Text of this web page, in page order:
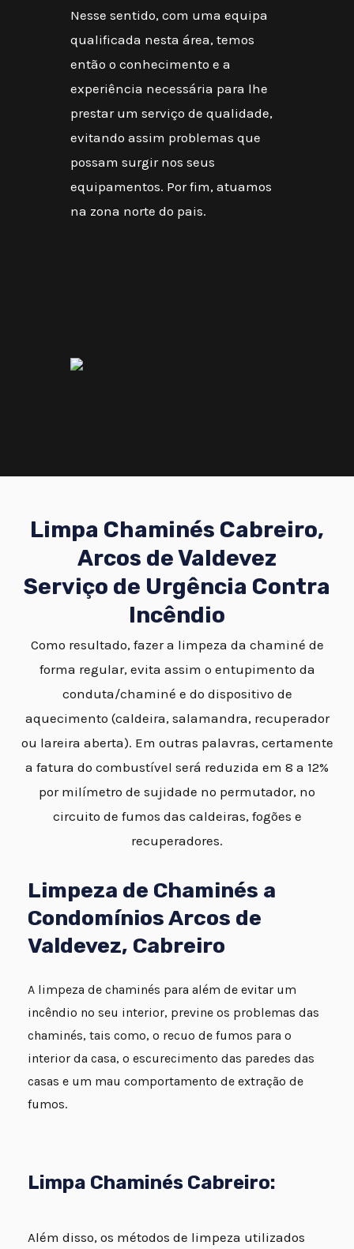
Nesse sentido, com uma equipa
qualificada nesta área, temos
então o conhecimento e a
experiência necessária para lhe
prestar um serviço de qualidade,
evitando assim problemas que
possam surgir nos seus
equipamentos. Por fim, atuamos
na zona norte do pais.
Limpa Chaminés Cabreiro,
Arcos de Valdevez
Serviço de Urgência Contra
Incêndio
Como resultado, fazer a limpeza da chaminé de
forma regular, evita assim o entupimento da
conduta/chaminé e do dispositivo de
aquecimento (caldeira, salamandra, recuperador
ou lareira aberta). Em outras palavras, certamente
a fatura do combustível será reduzida em 8 a 12%
por milímetro de sujidade no permutador, no
circuito de fumos das caldeiras, fogões e
recuperadores.
Limpeza de Chaminés a
Condomínios Arcos de
Valdevez, Cabreiro
A limpeza de chaminés para além de evitar um
incêndio no seu interior, previne os problemas das
chaminés, tais como, o recuo de fumos para o
interior da casa, o escurecimento das paredes das
casas e um mau comportamento de extração de
fumos.
Limpa Chaminés Cabreiro:
Além disso, os métodos de limpeza utilizados